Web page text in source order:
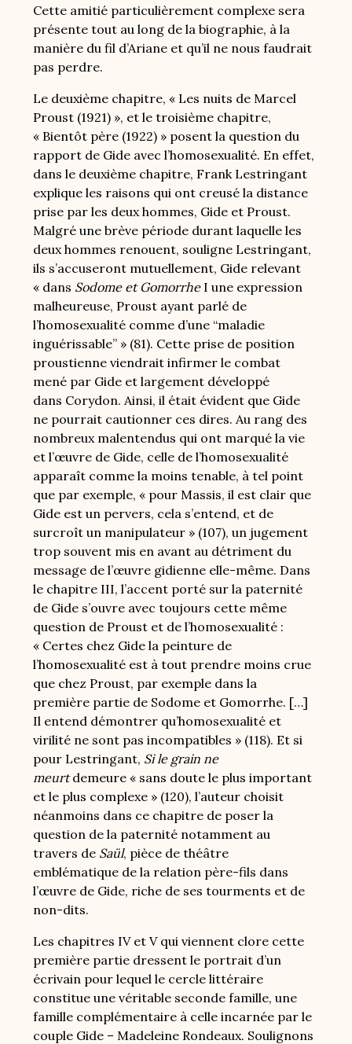
Cette amitié particulièrement complexe sera
présente tout au long de la biographie, à la
manière du fil d’Ariane et qu’il ne nous faudrait
pas perdre.
Le deuxième chapitre, « Les nuits de Marcel
Proust (1921) », et le troisième chapitre,
« Bientôt père (1922) » posent la question du
rapport de Gide avec l’homosexualité. En effet,
dans le deuxième chapitre, Frank Lestringant
explique les raisons qui ont creusé la distance
prise par les deux hommes, Gide et Proust.
Malgré une brève période durant laquelle les
deux hommes renouent, souligne Lestringant,
ils s’accuseront mutuellement, Gide relevant
« dans Sodome et GomorrheI une expression
malheureuse, Proust ayant parlé de
l’homosexualité comme d’une “maladie
inguérissable” » (81). Cette prise de position
proustienne viendrait infirmer le combat
mené par Gide et largement développé
dans Corydon. Ainsi, il était évident que Gide
ne pourrait cautionner ces dires. Au rang des
nombreux malentendus qui ont marqué la vie
et l’œuvre de Gide, celle de l’homosexualité
apparaît comme la moins tenable, à tel point
que par exemple, « pour Massis, il est clair que
Gide est un pervers, cela s’entend, et de
surcroît un manipulateur » (107), un jugement
trop souvent mis en avant au détriment du
message de l’œuvre gidienne elle-même. Dans
le chapitre III, l’accent porté sur la paternité
de Gide s’ouvre avec toujours cette même
question de Proust et de l’homosexualité :
« Certes chez Gide la peinture de
l’homosexualité est à tout prendre moins crue
que chez Proust, par exemple dans la
première partie de Sodome et Gomorrhe. […]
Il entend démontrer qu’homosexualité et
virilité ne sont pas incompatibles » (118). Et si
pour Lestringant, Si le grain ne
meurtdemeure « sans doute le plus important
et le plus complexe » (120), l’auteur choisit
néanmoins dans ce chapitre de poser la
question de la paternité notamment au
travers de Saül, pièce de théâtre
emblématique de la relation père-fils dans
l’œuvre de Gide, riche de ses tourments et de
non-dits.
Les chapitres IV et V qui viennent clore cette
première partie dressent le portrait d’un
écrivain pour lequel le cercle littéraire
constitue une véritable seconde famille, une
famille complémentaire à celle incarnée par le
couple Gide – Madeleine Rondeaux. Soulignons